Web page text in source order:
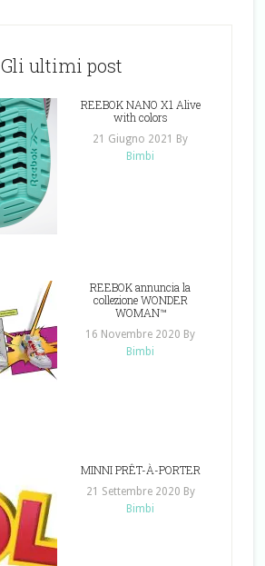
Gli ultimi post
REEBOK NANO X1 Alive
with colors
21 Giugno 2021
By
Bimbi
REEBOK annuncia la
collezione WONDER
WOMAN™
16 Novembre 2020 By
Bimbi
MINNI PRÊT-À-PORTER
21 Settembre 2020 By
Bimbi